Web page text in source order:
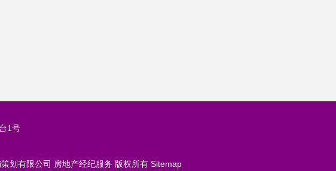
1号
划有限公司 房地产经纪服务 版权所有 Sitemap